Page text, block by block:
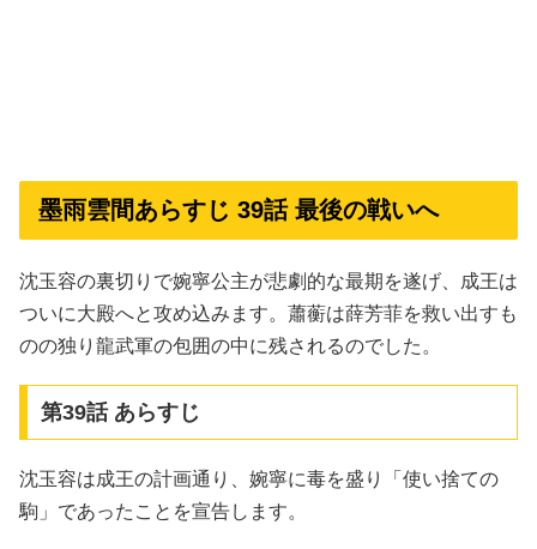
墨雨雲間あらすじ 39話 最後の戦いへ
沈玉容の裏切りで婉寧公主が悲劇的な最期を遂げ、成王は
ついに大殿へと攻め込みます。蕭蘅は薛芳菲を救い出すも
のの独り龍武軍の包囲の中に残されるのでした。
第39話 あらすじ
沈玉容は成王の計画通り、婉寧に毒を盛り「使い捨ての
駒」であったことを宣告します。